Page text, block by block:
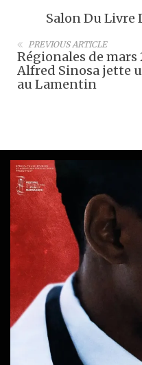
Salon Du Livre
PREVIOUS ARTICLE
Régionales de
Alfred Sinosa jette
au Lamentin